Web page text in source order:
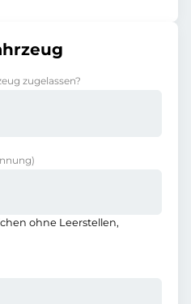
zugelassen?
ohne Leerstellen,